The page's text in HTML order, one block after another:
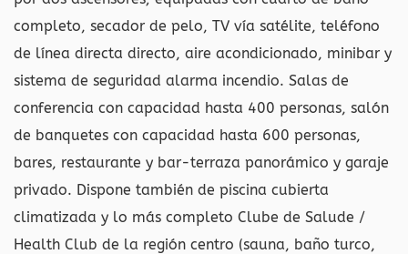
completo, secador de pelo, TV vía satélite, teléfono
de línea directa directo, aire acondicionado, minibar y
sistema de seguridad alarma incendio. Salas de
conferencia con capacidad hasta 400 personas, salón
de banquetes con capacidad hasta 600 personas,
bares, restaurante y bar-terraza panorámico y garaje
privado. Dispone también de piscina cubierta
climatizada y lo más completo Clube de Salude /
Health Club de la región centro (sauna, baño turco,